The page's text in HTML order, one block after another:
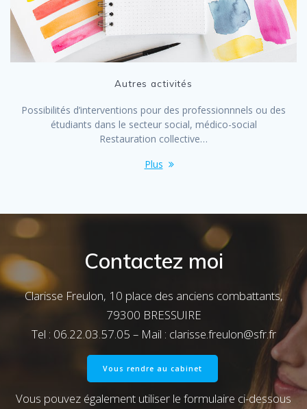
Autres activités
Possibilités d’interventions pour des professionnnels ou des
étudiants dans le secteur social, médico-social
Restauration collective…
Plus
Contactez moi
Clarisse Freulon, 10 place des anciens combattants,
79300 BRESSUIRE
Tel : 06.22.03.57.05 – Mail : clarisse.freulon@sfr.fr
Vous rendre au cabinet
Vous pouvez également utiliser le formulaire ci-dessous